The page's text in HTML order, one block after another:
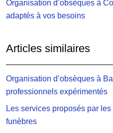
Organisation d’obsèques à
adaptés à vos besoins
Articles similaires
Organisation d’obsèques à
professionnels expérimentés
Les services proposés par
funèbres